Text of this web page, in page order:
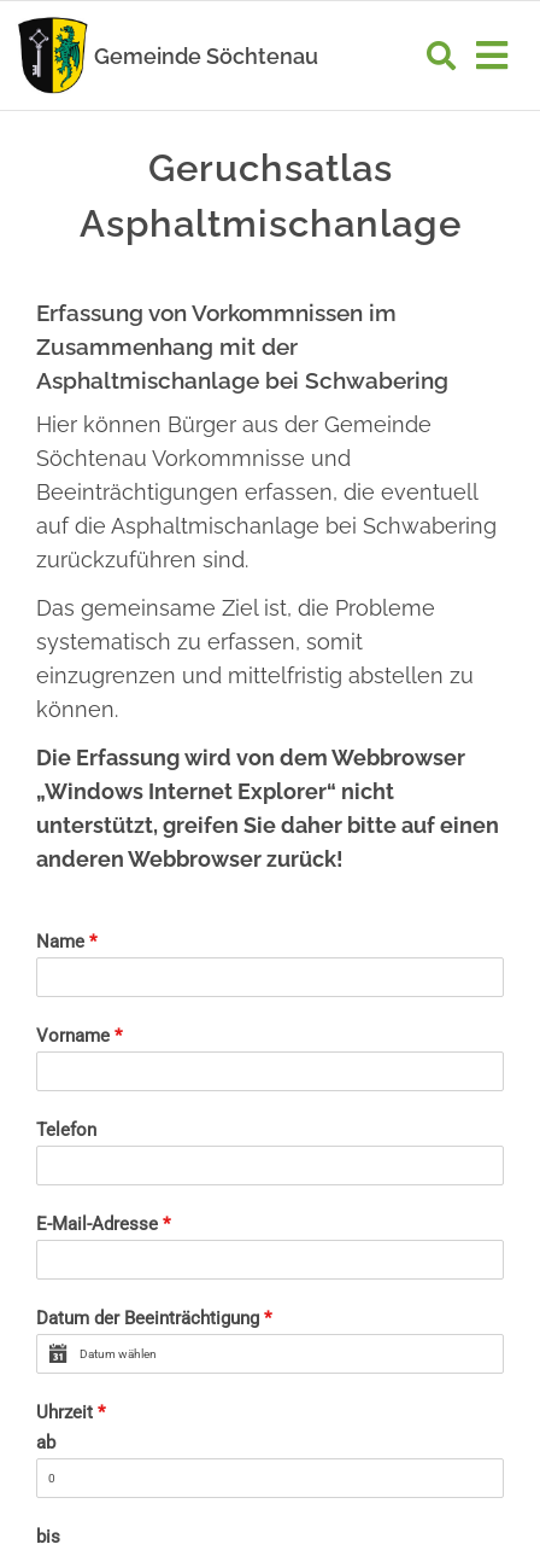
Zum
Inhalt
springen
Gemeinde Söchtenau
GEMEINDELEBEN
WIRTSCHAFT
UNSER ORT
Geruchsatlas
Asphaltmischanlage
Erfassung von Vorkommnissen im
Zusammenhang mit der
Asphaltmischanlage bei Schwabering
Hier können Bürger aus der Gemeinde
Söchtenau Vorkommnisse und
Beeinträchtigungen erfassen, die eventuell
auf die Asphaltmischanlage bei Schwabering
zurückzuführen sind.
Das gemeinsame Ziel ist, die Probleme
systematisch zu erfassen, somit
einzugrenzen und mittelfristig abstellen zu
können.
Die Erfassung wird von dem Webbrowser
„Windows Internet Explorer“ nicht
unterstützt, greifen Sie daher bitte auf einen
anderen Webbrowser zurück!
Name *
Vorname *
Telefon
E-Mail-Adresse *
Datum der Beeinträchtigung *
Uhrzeit *
ab
bis